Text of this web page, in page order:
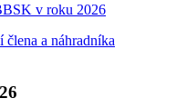
v roku 2026
člena a náhradníka